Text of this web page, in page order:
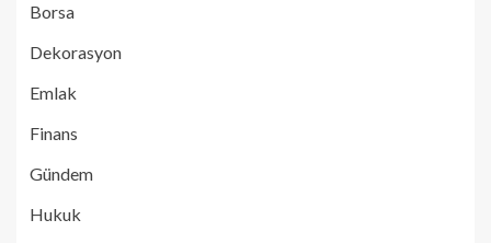
Borsa
Dekorasyon
Emlak
Finans
Gündem
Hukuk